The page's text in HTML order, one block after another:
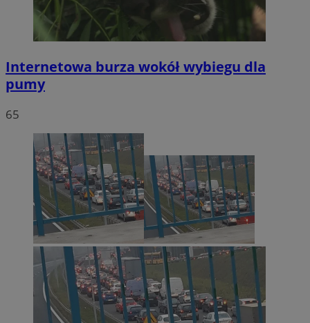
Internetowa burza wokół wybiegu dla
pumy
65